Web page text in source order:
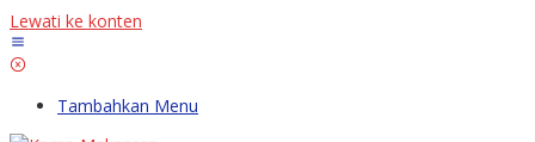
Lewati ke konten
Tambahkan Menu